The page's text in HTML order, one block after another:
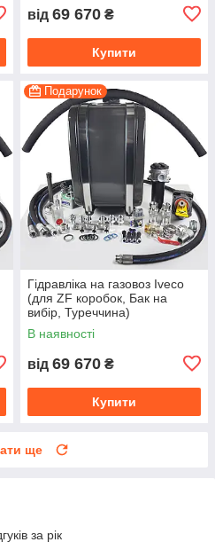
від 69 670 ₴
Купити
Подарунок
Гідравліка на газовоз Iveco
(для ZF коробок, Бак на
вибір, Туреччина)
В наявності
від 69 670 ₴
Купити
ще
за рік